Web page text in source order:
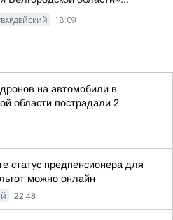
18:09
на автомобили в
области пострадали 2
статус предпенсионера для
можно онлайн
22:48